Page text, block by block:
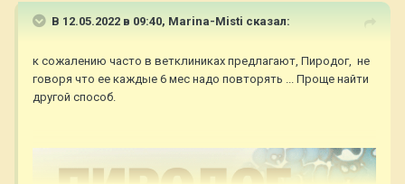
В 12.05.2022 в 09:40, Marina-Misti сказал:
к сожалению часто в ветклиниках предлагают, Пиродог, не
говоря что ее каждые 6 мес надо повторять ... Проще найти
другой способ.